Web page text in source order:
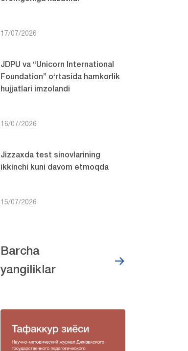
17/07/2026
JDPU va “Unicorn International
Foundation” o‘rtasida hamkorlik
hujjatlari imzolandi
16/07/2026
Jizzaxda test sinovlarining
ikkinchi kuni davom etmoqda
15/07/2026
Barcha
yangiliklar